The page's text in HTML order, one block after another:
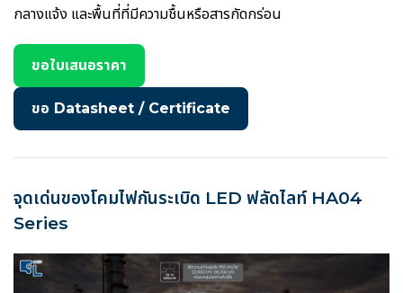
กลางแจ้ง และพื้นที่ที่มีความชื้นหรือสารกัดกร่อน
ขอใบเสนอราคา
ขอ Datasheet / Certificate
จุดเด่นของโคมไฟกันระเบิด LED ฟลัดไลท์ HA04
Series